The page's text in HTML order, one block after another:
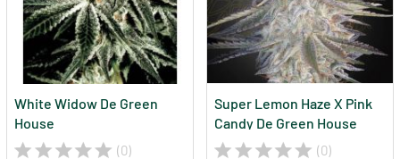
White Widow De Green
House
(0)
Super Lemon Haze X Pink
Candy De Green House
(0)